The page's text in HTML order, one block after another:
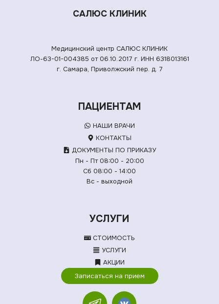
САЛЮС КЛИНИК
Медицинский центр САЛЮС КЛИНИК
ЛО-63-01-004385 от 06.10.2017 г. ИНН 6318013161
г. Самара, Приволжский пер. д. 7
ПАЦИЕНТАМ
НАШИ ВРАЧИ
КОНТАКТЫ
ДОКУМЕНТЫ ПО ПРИКАЗУ
Пн - Пт 08:00 - 20:00
Сб 08:00 - 14:00
Вс - выходной
УСЛУГИ
СТОИМОСТЬ
УСЛУГИ
АКЦИИ
Записаться на прием